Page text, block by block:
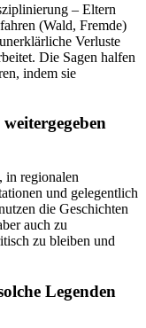
– Eltern
⁣(Wald, Fremde)
Verluste
⁤Die Sagen halfen
indem‌ sie
in regionalen
​und gelegentlich⁤
die Geschichten
auch ‍zu
‌zu bleiben und⁤
Legenden